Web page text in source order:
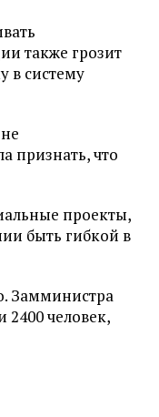
также грозит
в систему
признать, что
проекты,
быть гибкой в
Замминистра
человек,